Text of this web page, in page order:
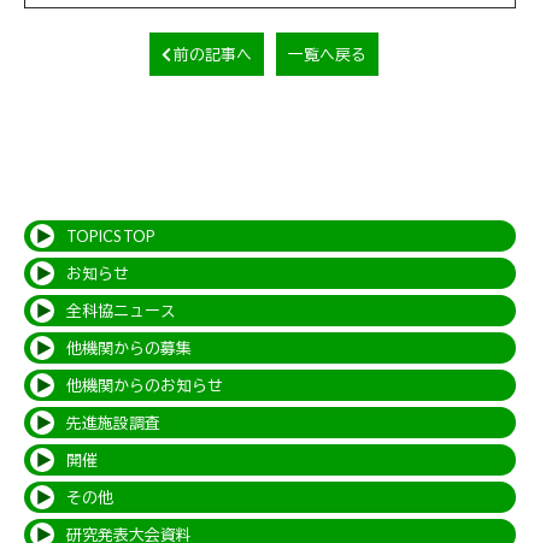
前の記事へ 一覧へ戻る
TOPICS TOP
お知らせ
全科協ニュース
他機関からの募集
他機関からのお知らせ
先進施設調査
開催
その他
研究発表大会資料